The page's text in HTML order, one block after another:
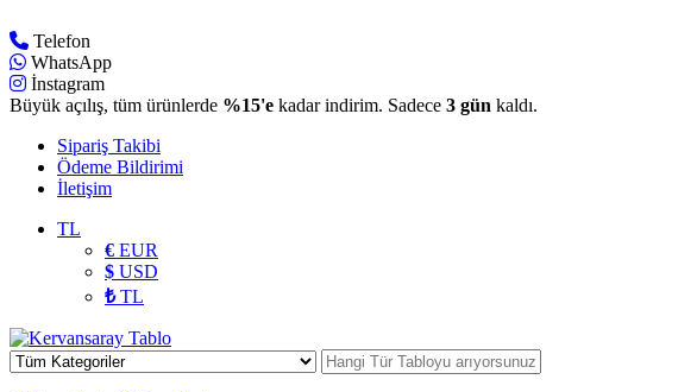
Telefon
WhatsApp
İnstagram
Büyük açılış, tüm ürünlerde %15'e kadar indirim. Sadece 3 gün kaldı.
Sipariş Takibi
Ödeme Bildirimi
İletişim
TL
€ EUR
$ USD
₺TL